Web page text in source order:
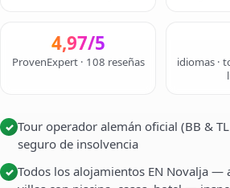
4,97/5
ProvenExpert · 108 reseñas
idiomas ·
✓ Tour operador alemán oficial (BB &
seguro de insolvencia
✓ Todos los alojamientos EN Novalja —